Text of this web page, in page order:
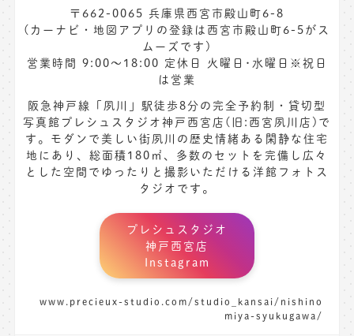
〒662-0065 兵庫県西宮市殿山町6-8
(カーナビ・地図アプリの登録は西宮市殿山町6-5がス
ムーズです)
営業時間 9:00〜18:00 定休日 火曜日･水曜日※祝日
は営業
阪急神戸線「夙川」駅徒歩8分の完全予約制・貸切型
写真館プレシュスタジオ神戸西宮店(旧:西宮夙川店)で
す。モダンで美しい街夙川の歴史情緒ある閑静な住宅
地にあり、総面積180㎡、多数のセットを完備し広々
とした空間でゆったりと撮影いただける洋館フォトス
タジオです。
プレシュスタジオ
神戸西宮店
Instagram
www.precieux-studio.com/studio_kansai/nishino
miya-syukugawa/